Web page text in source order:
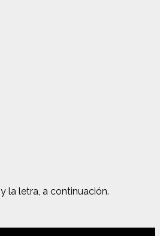
y la letra, a continuación.